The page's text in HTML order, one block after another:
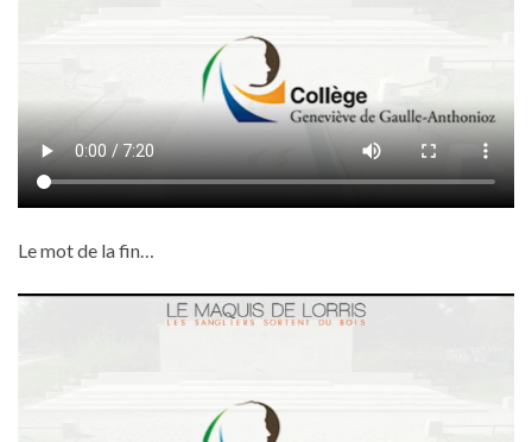
Le mot de la fin…